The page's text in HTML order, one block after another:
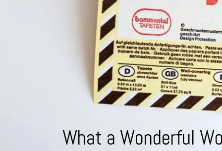
What a Wonderful